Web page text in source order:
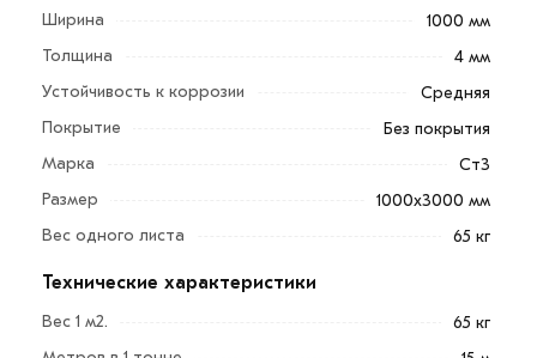
Лист просечно-вытяжной 4х1000х3000 мм ПВЛ-406
представляет собой разновидность плоского
металлопроката, на поверхности которого
равномерно расположены ячейки одинаковой формы
и размера.
Основные характеристики:
хорошая свариваемость;
отличные противоскользящие свойства;
Ширина
1000 мм
Толщина
4 мм
Устойчивость к коррозии
Средняя
Покрытие
Без покрытия
Марка
Ст3
Размер
1000х3000 мм
Вес одного листа
65 кг
Технические характеристики
Вес 1 м2.
65 кг